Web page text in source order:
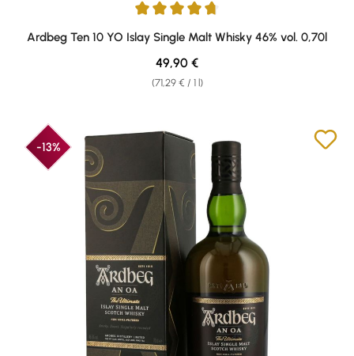
Average rating of 4.87 out of 5 stars
Ardbeg Ten 10 YO Islay Single Malt Whisky 46% vol. 0,70l
(71,29 € / 1 l)
Regular price:
49,90 €
-13%